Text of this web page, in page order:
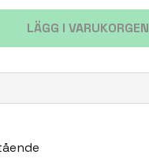
LÄGG I VARUKORGEN